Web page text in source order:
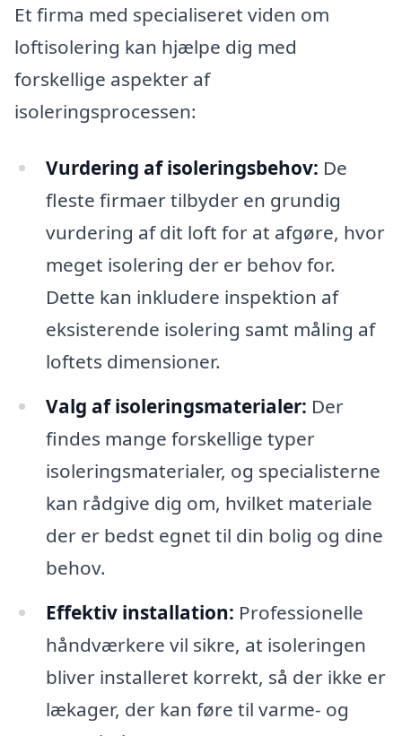
Et firma med specialiseret viden om
loftisolering kan hjælpe dig med
forskellige aspekter af
isoleringsprocessen:
Vurdering af isoleringsbehov: De
fleste firmaer tilbyder en grundig
vurdering af dit loft for at afgøre, hvor
meget isolering der er behov for.
Dette kan inkludere inspektion af
eksisterende isolering samt måling af
loftets dimensioner.
Valg af isoleringsmaterialer: Der
findes mange forskellige typer
isoleringsmaterialer, og specialisterne
kan rådgive dig om, hvilket materiale
der er bedst egnet til din bolig og dine
behov.
Effektiv installation: Professionelle
håndværkere vil sikre, at isoleringen
bliver installeret korrekt, så der ikke er
lækager, der kan føre til varme- og